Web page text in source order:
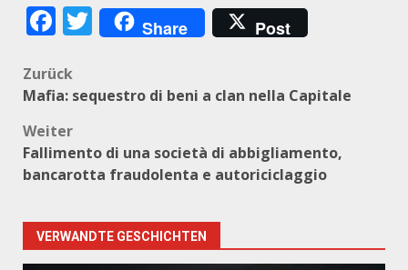
Facebook
Twitter
Share Post
Beitragsnavigation
Zurück
Mafia: sequestro di beni a clan nella Capitale
Weiter
Fallimento di una società di abbigliamento,
bancarotta fraudolenta e autoriciclaggio
VERWANDTE GESCHICHTEN